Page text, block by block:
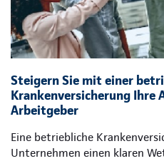
Steigern Sie mit einer
Krankenversicherung
Arbeitgeber
Eine betriebliche
Unternehmen einen klaren